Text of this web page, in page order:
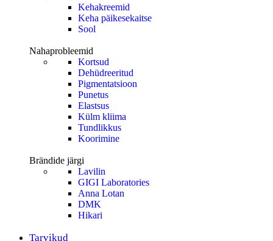
Kehakreemid
Keha päikesekaitse
Sool
Nahaprobleemid
Kortsud
Dehüdreeritud
Pigmentatsioon
Punetus
Elastsus
Külm kliima
Tundlikkus
Koorimine
Brändide järgi
Lavilin
GIGI Laboratories
Anna Lotan
DMK
Hikari
Tarvikud